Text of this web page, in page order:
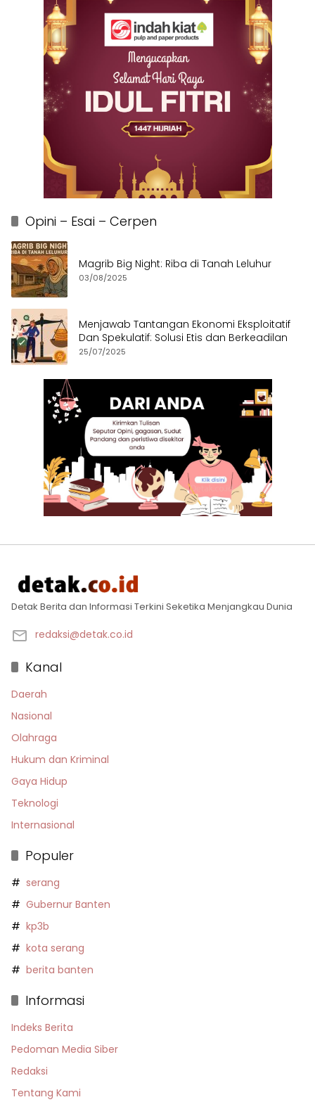
Opini – Esai – Cerpen
Magrib Big Night: Riba di Tanah Leluhur
03/08/2025
Menjawab Tantangan Ekonomi Eksploitatif
Dan Spekulatif: Solusi Etis dan Berkeadilan
25/07/2025
Detak Berita dan Informasi Terkini Seketika Menjangkau Dunia
redaksi@detak.co.id
Kanal
Daerah
Nasional
Olahraga
Hukum dan Kriminal
Gaya Hidup
Teknologi
Internasional
Populer
serang
Gubernur Banten
kp3b
kota serang
berita banten
Informasi
Indeks Berita
Pedoman Media Siber
Redaksi
Tentang Kami